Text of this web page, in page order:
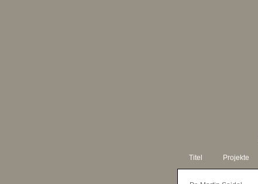
Titel Projekte